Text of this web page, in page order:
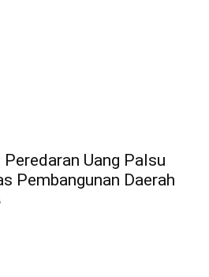
Uang Palsu
Pembangunan Daerah